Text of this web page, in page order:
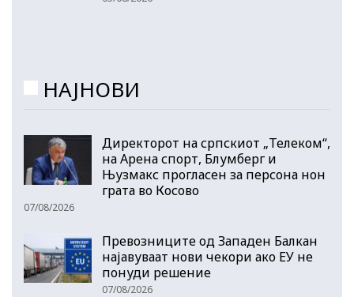
НАЈНОВИ
Директорот на српскиот „Телеком“,
на Арена спорт, Блумберг и
Њузмакс прогласен за персона нон
грата во Косово
07/08/2026
Превозниците од Западен Балкан
најавуваат нови чекори ако ЕУ не
понуди решение
07/08/2026